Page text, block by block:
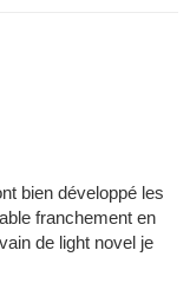
bien développé les
franchement en
de light novel je